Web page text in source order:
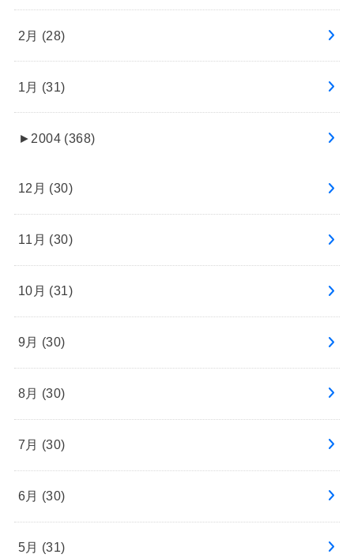
2月 (28)
1月 (31)
► 2004 (368)
12月 (30)
11月 (30)
10月 (31)
9月 (30)
8月 (30)
7月 (30)
6月 (30)
5月 (31)